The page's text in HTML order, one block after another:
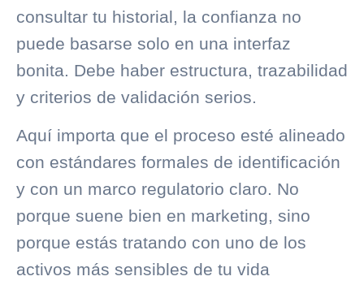
consultar tu historial, la confianza no
puede basarse solo en una interfaz
bonita. Debe haber estructura, trazabilidad
y criterios de validación serios.
Aquí importa que el proceso esté alineado
con estándares formales de identificación
y con un marco regulatorio claro. No
porque suene bien en marketing, sino
porque estás tratando con uno de los
activos más sensibles de tu vida